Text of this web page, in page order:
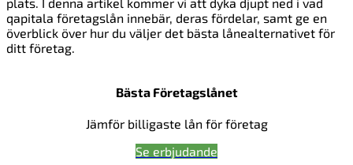
qapitala företagslån innebär, deras fördelar, samt ge en
överblick över hur du väljer det bästa lånealternativet för
ditt företag.
Bästa Företagslånet
Jämför billigaste lån för företag
Se erbjudande